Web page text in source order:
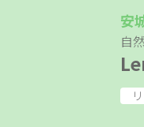
ジャンルで探す
安
自